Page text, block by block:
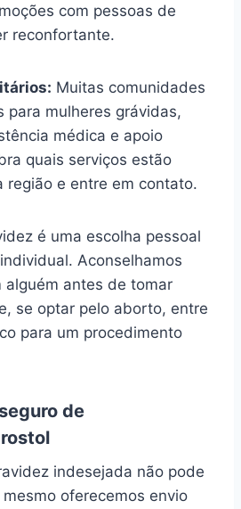
com pessoas de
reconfortante.
Muitas comunidades
para mulheres grávidas,
médica e apoio
quais serviços estão
região e entre em contato.
é uma escolha pessoal
Aconselhamos
alguém antes de tomar
se optar pelo aborto, entre
para um procedimento
de
indesejada não pode
oferecemos envio